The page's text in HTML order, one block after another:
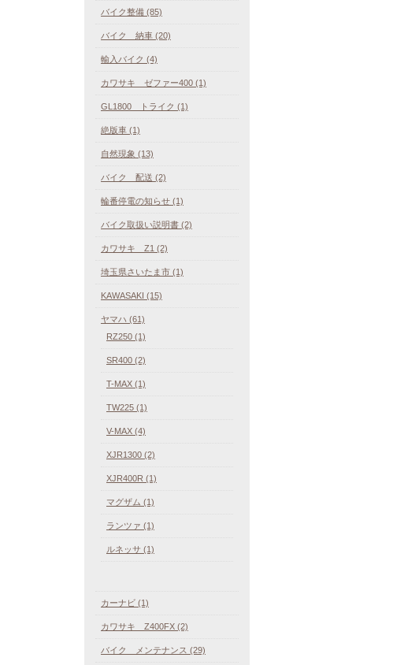
バイク整備 (85)
バイク 納車 (20)
輸入バイク (4)
カワサキ ゼファー400 (1)
GL1800 トライク (1)
絶版車 (1)
自然現象 (13)
バイク 配送 (2)
輪番停電の知らせ (1)
バイク取扱い説明書 (2)
カワサキ Z1 (2)
埼玉県さいたま市 (1)
KAWASAKI (15)
ヤマハ (61)
RZ250 (1)
SR400 (2)
T-MAX (1)
TW225 (1)
V-MAX (4)
XJR1300 (2)
XJR400R (1)
マグザム (1)
ランツァ (1)
ルネッサ (1)
カーナビ (1)
カワサキ Z400FX (2)
バイク メンテナンス (29)